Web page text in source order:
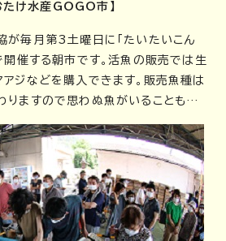
たけ水産GOGO市】
が毎月第3土曜日に「たいたいこん
開催する朝市です。活魚の販売では生
ジなどを購入できます。販売魚種は
りますので思わぬ魚がいることも…